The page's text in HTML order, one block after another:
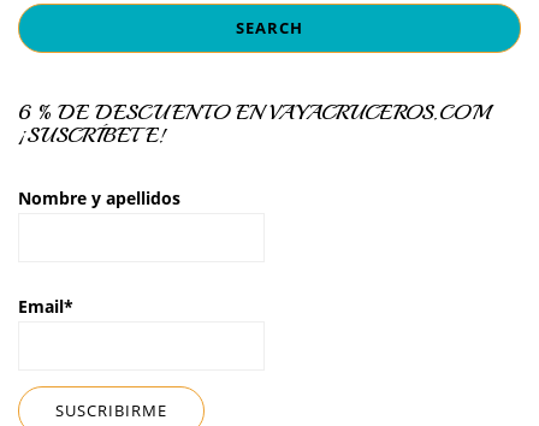
6 % DE DESCUENTO EN VAYACRUCEROS.COM
¡SUSCRÍBETE!
Nombre y apellidos
Email*